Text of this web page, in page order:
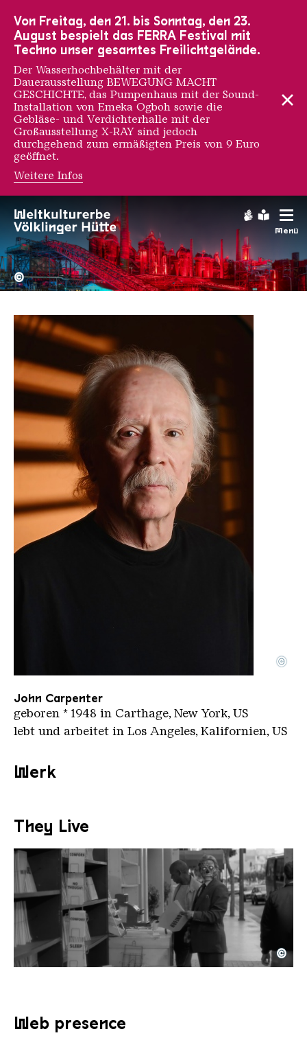
Menü
John Carpenter
Hochofengruppe in Rot
Copyright:
©
Portrait of John Carpenter KyleCassisdy ccBy sa 4
Copyright: Kyle Cassisdy | CC-BY-SA 4.0
©
John Carpenter
geboren * 1948 in Carthage, New York, US
lebt und arbeitet in Los Angeles, Kalifornien, US
Werk
They Live
TheyLive J Carpenter 01
Copyright: © 1988 STUDIOCANAL S.A.S. All Rights
©
Web presence
Von Freitag, den 21. bis Sonntag, den 23.
August bespielt das FERRA Festival mit
Techno unser gesamtes Freilichtgelände.
Der Wasserhochbehälter mit der
Dauerausstellung BEWEGUNG MACHT
GESCHICHTE, das Pumpenhaus mit der Sound-
Installation von Emeka Ogboh sowie die
Gebläse- und Verdichterhalle mit der
Großausstellung X-RAY sind jedoch
durchgehend zum ermäßigten Preis von 9 Euro
geöffnet.
Weitere Infos